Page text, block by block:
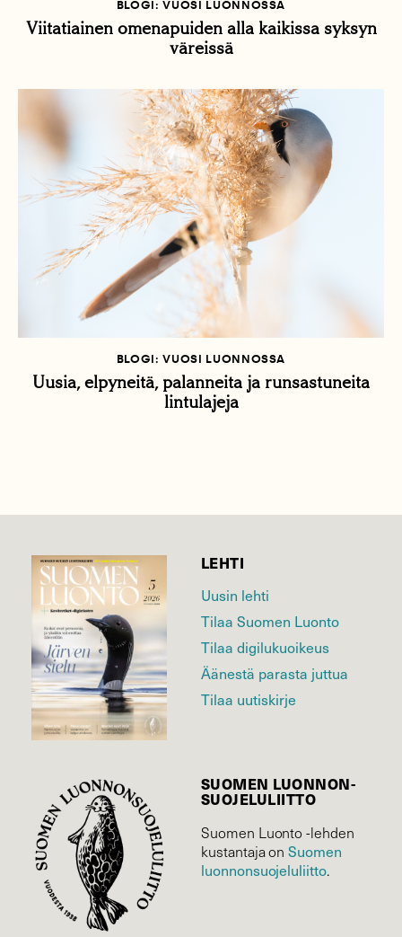
BLOGI: VUOSI LUONNOSSA
Viitatiainen omenapuiden alla kaikissa syksyn
väreissä
BLOGI: VUOSI LUONNOSSA
Uusia, elpyneitä, palanneita ja runsastuneita
lintulajeja
LEHTI
Uusin lehti
Tilaa Suomen Luonto
Tilaa digilukuoikeus
Äänestä parasta juttua
Tilaa uutiskirje
SUOMEN LUONNON­
SUOJELU­LIITTO
Suomen Luonto -lehden
kustantaja onSuomen
luonnonsuojelu­liitto.